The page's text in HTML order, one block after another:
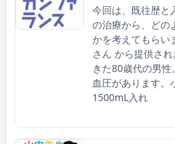
今回は、既往歴と
の治療から、どの
かを考えてもらい
さん から提供さ
きた80歳代の男
血圧があります。
1500mL入れ